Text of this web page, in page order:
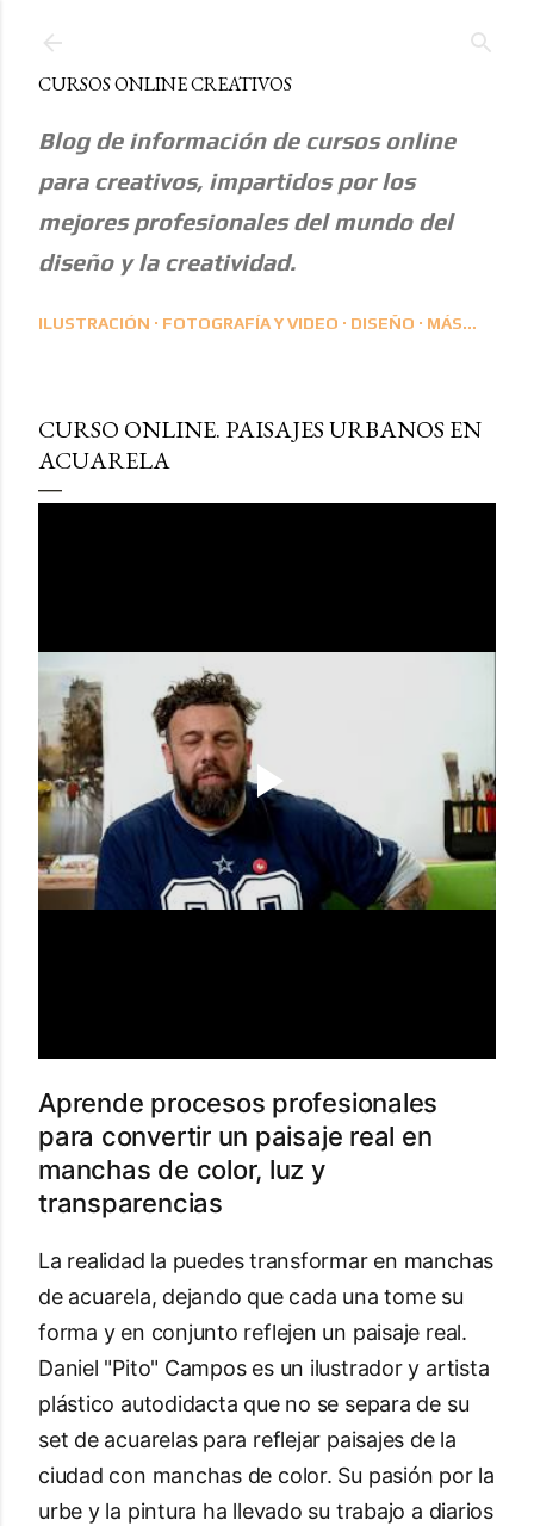
CURSOS ONLINE CREATIVOS
Blog de información de cursos online
para creativos, impartidos por los
mejores profesionales del mundo del
diseño y la creatividad.
ILUSTRACIÓN FOTOGRAFÍA Y VIDEO DISEÑO MÁS…
CURSO ONLINE. PAISAJES URBANOS EN
ACUARELA
Aprende procesos profesionales
para convertir un paisaje real en
manchas de color, luz y
transparencias
La realidad la puedes transformar en manchas
de acuarela, dejando que cada una tome su
forma y en conjunto reflejen un paisaje real.
Daniel "Pito" Campos es un ilustrador y artista
plástico autodidacta que no se separa de su
set de acuarelas para reflejar paisajes de la
ciudad con manchas de color. Su pasión por la
urbe y la pintura ha llevado su trabajo a diarios